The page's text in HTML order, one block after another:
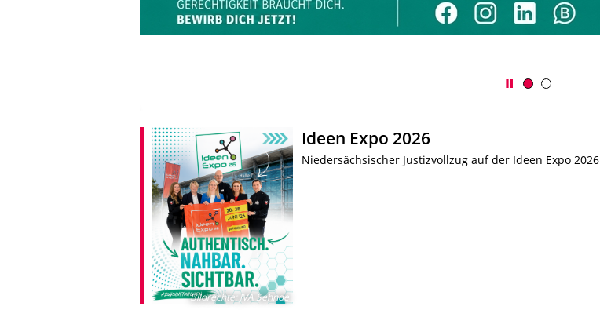
Bildrechte: JVA Sehnde
Ideen Expo 2026
Niedersächsischer Justizvollzug auf der Ideen Expo 2026